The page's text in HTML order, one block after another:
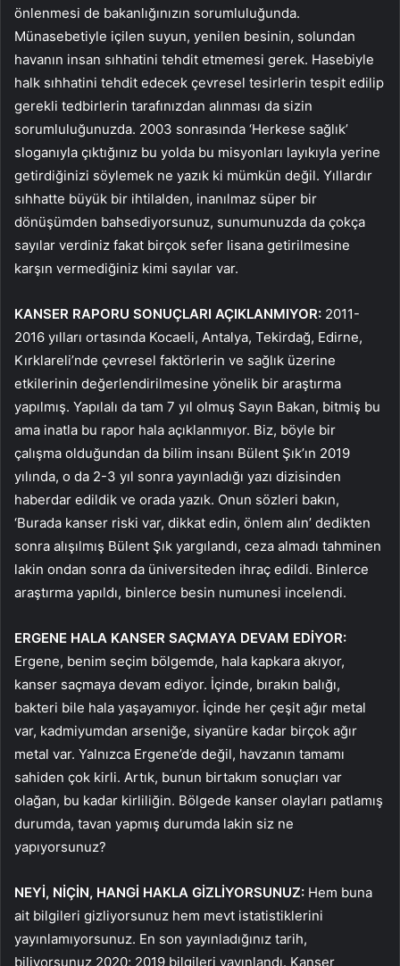
önlenmesi de bakanlığınızın sorumluluğunda.
Münasebetiyle içilen suyun, yenilen besinin, solundan
havanın insan sıhhatini tehdit etmemesi gerek. Hasebiyle
halk sıhhatini tehdit edecek çevresel tesirlerin tespit edilip
gerekli tedbirlerin tarafınızdan alınması da sizin
sorumluluğunuzda. 2003 sonrasında ‘Herkese sağlık’
sloganıyla çıktığınız bu yolda bu misyonları layıkıyla yerine
getirdiğinizi söylemek ne yazık ki mümkün değil. Yıllardır
sıhhatte büyük bir ihtilalden, inanılmaz süper bir
dönüşümden bahsediyorsunuz, sunumunuzda da çokça
sayılar verdiniz fakat birçok sefer lisana getirilmesine
karşın vermediğiniz kimi sayılar var.
KANSER RAPORU SONUÇLARI AÇIKLANMIYOR: 2011-
2016 yılları ortasında Kocaeli, Antalya, Tekirdağ, Edirne,
Kırklareli’nde çevresel faktörlerin ve sağlık üzerine
etkilerinin değerlendirilmesine yönelik bir araştırma
yapılmış. Yapılalı da tam 7 yıl olmuş Sayın Bakan, bitmiş bu
ama inatla bu rapor hala açıklanmıyor. Biz, böyle bir
çalışma olduğundan da bilim insanı Bülent Şık’ın 2019
yılında, o da 2-3 yıl sonra yayınladığı yazı dizisinden
haberdar edildik ve orada yazık. Onun sözleri bakın,
‘Burada kanser riski var, dikkat edin, önlem alın’ dedikten
sonra alışılmış Bülent Şık yargılandı, ceza almadı tahminen
lakin ondan sonra da üniversiteden ihraç edildi. Binlerce
araştırma yapıldı, binlerce besin numunesi incelendi.
ERGENE HALA KANSER SAÇMAYA DEVAM EDİYOR:
Ergene, benim seçim bölgemde, hala kapkara akıyor,
kanser saçmaya devam ediyor. İçinde, bırakın balığı,
bakteri bile hala yaşayamıyor. İçinde her çeşit ağır metal
var, kadmiyumdan arseniğe, siyanüre kadar birçok ağır
metal var. Yalnızca Ergene’de değil, havzanın tamamı
sahiden çok kirli. Artık, bunun birtakım sonuçları var
olağan, bu kadar kirliliğin. Bölgede kanser olayları patlamış
durumda, tavan yapmış durumda lakin siz ne
yapıyorsunuz?
NEYİ, NİÇİN, HANGİ HAKLA GİZLİYORSUNUZ: Hem buna
ait bilgileri gizliyorsunuz hem mevt istatistiklerini
yayınlamıyorsunuz. En son yayınladığınız tarih,
biliyorsunuz 2020; 2019 bilgileri yayınlandı. Kanser